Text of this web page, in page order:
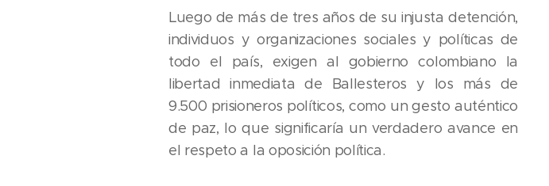
Luego de más de tres años de su injusta detención,
individuos y organizaciones sociales y políticas de
todo el país, exigen al gobierno colombiano la
libertad inmediata de Ballesteros y los más de
9.500 prisioneros políticos, como un gesto auténtico
de paz, lo que significaría un verdadero avance en
el respeto a la oposición política.